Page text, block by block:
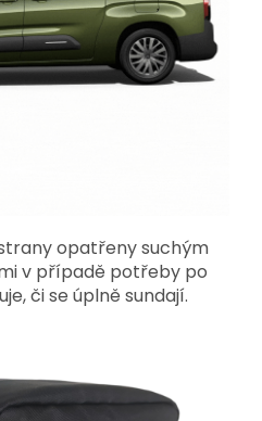
opatřeny suchým
v případě potřeby po
či se úplně sundají.